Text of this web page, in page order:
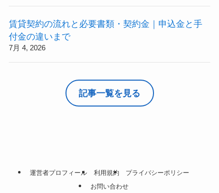
賃貸契約の流れと必要書類・契約金｜申込金と手
付金の違いまで
7月 4, 2026
記事一覧を見る
運営者プロフィール 利用規約
プライバシーポリシー
お問い合わせ